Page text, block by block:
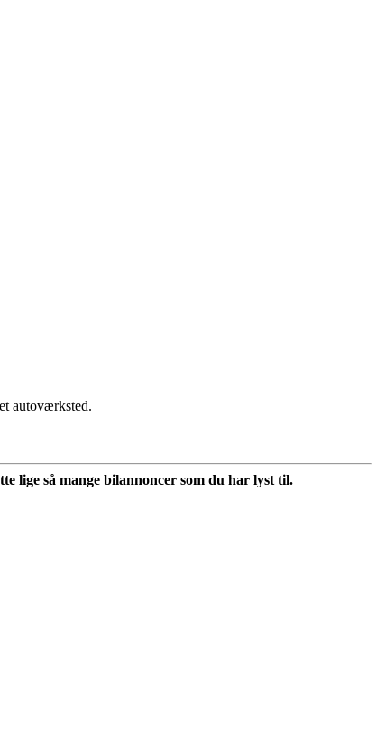
autoværksted.
lige så mange bilannoncer som du har lyst til.